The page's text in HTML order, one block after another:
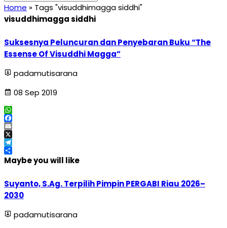
Home » Tags "visuddhimagga siddhi"
visuddhimagga siddhi
Suksesnya Peluncuran dan Penyebaran Buku “The
Essense Of Visuddhi Magga”
padamutisarana
08 Sep 2019
WhatsApp
Facebook
Email
X
Telegram
Share
Maybe you will like
Suyanto, S.Ag. Terpilih Pimpin PERGABI Riau 2026–
2030
padamutisarana